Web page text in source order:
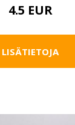
4.5 EUR
LISÄTIETOJA